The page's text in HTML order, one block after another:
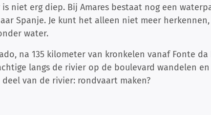
niet erg diep. Bij Amares bestaat nog een
Spanje. Je kunt het alleen niet meer
water.
na 135 kilometer van kronkelen vanaf Fonte
langs de rivier op de boulevard wandelen
van de rivier: rondvaart maken?